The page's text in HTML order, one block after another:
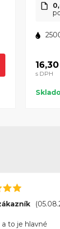
s DPH
to je hlavné